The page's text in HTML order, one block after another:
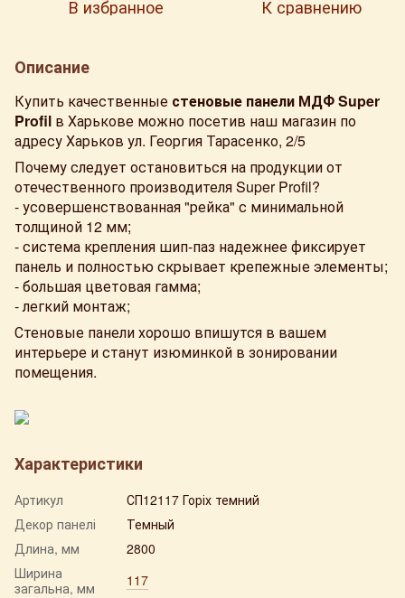
В избранное К сравнению
Описание
Купить качественные стеновые панели МДФ Super
Profil в Харькове можно посетив наш магазин по
адресу Харьков ул. Георгия Тарасенко, 2/5
Почему следует остановиться на продукции от
отечественного производителя Super Profil?
- усовершенствованная "рейка" с минимальной
толщиной 12 мм;
- система крепления шип-паз надежнее фиксирует
панель и полностью скрывает крепежные элементы;
- большая цветовая гамма;
- легкий монтаж;
Стеновые панели хорошо впишутся в вашем
интерьере и станут изюминкой в ​​зонировании
помещения.
Характеристики
Артикул
СП12117 Горіх темний
Декор панелі
Темный
Длина, мм
2800
Ширина
загальна, мм
117